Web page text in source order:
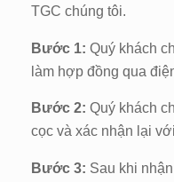
TGC chúng tôi.
Bước 1: Quý khách
làm hợp đồng qua
Bước 2: Quý khách
cọc và xác nhận lại
Bước 3: Sau khi